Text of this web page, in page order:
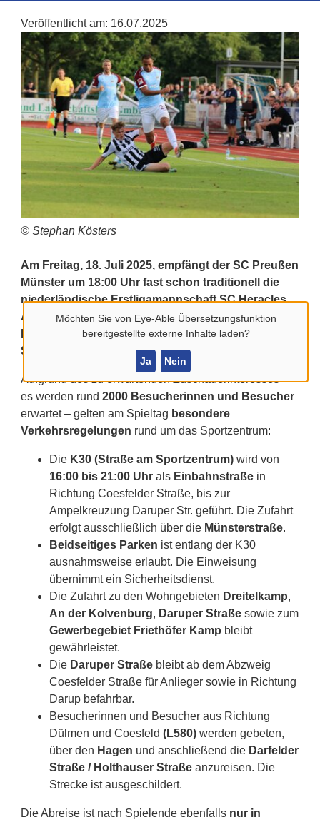
Möchten Sie von Eye-Able Übersetzungsfunktion
bereitgestellte externe Inhalte laden?
Ja Nein
Veröffentlicht am: 16.07.2025
© Stephan Kösters
Am Freitag, 18. Juli 2025, empfängt der SC Preußen
Münster um 18:00 Uhr fast schon traditionell die
niederländische Erstligamannschaft SC Heracles
Almelo zum Vorbereitungsspiel im Sportzentrum
Helker Berg in Billerbeck. Die Gäste absolvieren ihr
Sommertrainingslager auf der Weißenburg.
Aufgrund des zu erwartenden Zuschauerinteresses –
es werden rund 2000 Besucherinnen und Besucher
erwartet – gelten am Spieltag besondere
Verkehrsregelungen rund um das Sportzentrum:
Die K30 (Straße am Sportzentrum)wird von
16:00 bis 21:00 Uhrals Einbahnstraßein
Richtung Coesfelder Straße, bis zur
Ampelkreuzung Daruper Str. geführt. Die Zufahrt
erfolgt ausschließlich über die Münsterstraße.
Beidseitiges Parken ist entlang der K30
ausnahmsweise erlaubt. Die Einweisung
übernimmt ein Sicherheitsdienst.
Die Zufahrt zu den Wohngebieten Dreitelkamp,
An der Kolvenburg, Daruper Straßesowie zum
Gewerbegebiet Friethöfer Kamp bleibt
gewährleistet.
Die Daruper Straßebleibt ab dem Abzweig
Coesfelder Straße für Anlieger sowie in Richtung
Darup befahrbar.
Besucherinnen und Besucher aus Richtung
Dülmen und Coesfeld (L580)werden gebeten,
über den Hagen und anschließend die Darfelder
Straße / Holthauser Straßeanzureisen. Die
Strecke ist ausgeschildert.
Die Abreise ist nach Spielende ebenfalls nur in